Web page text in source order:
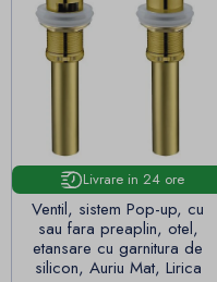
Livrare in 24 ore
Ventil, sistem Pop-up, cu
sau fara preaplin, otel,
etansare cu garnitura de
silicon, Auriu Mat, Lirica